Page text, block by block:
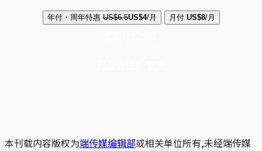
年付・周年特惠 US$6.5US$4/月 月付 US$8/月
本刊载内容版权为端传媒编辑部或相关单位所有,未经端传媒